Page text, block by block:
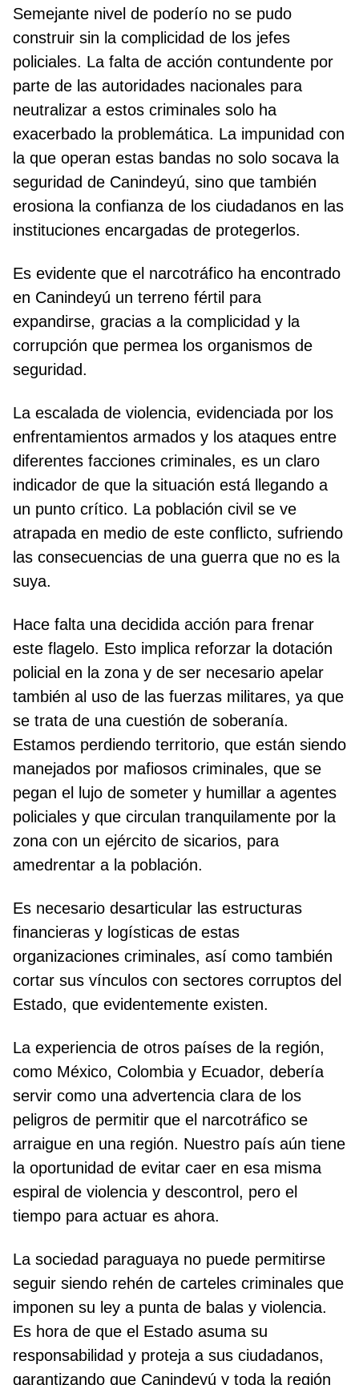
Semejante nivel de poderío no se pudo
construir sin la complicidad de los jefes
policiales. La falta de acción contundente por
parte de las autoridades nacionales para
neutralizar a estos criminales solo ha
exacerbado la problemática. La impunidad con
la que operan estas bandas no solo socava la
seguridad de Canindeyú, sino que también
erosiona la confianza de los ciudadanos en las
instituciones encargadas de protegerlos.
Es evidente que el narcotráfico ha encontrado
en Canindeyú un terreno fértil para
expandirse, gracias a la complicidad y la
corrupción que permea los organismos de
seguridad.
La escalada de violencia, evidenciada por los
enfrentamientos armados y los ataques entre
diferentes facciones criminales, es un claro
indicador de que la situación está llegando a
un punto crítico. La población civil se ve
atrapada en medio de este conflicto, sufriendo
las consecuencias de una guerra que no es la
suya.
Hace falta una decidida acción para frenar
este flagelo. Esto implica reforzar la dotación
policial en la zona y de ser necesario apelar
también al uso de las fuerzas militares, ya que
se trata de una cuestión de soberanía.
Estamos perdiendo territorio, que están siendo
manejados por mafiosos criminales, que se
pegan el lujo de someter y humillar a agentes
policiales y que circulan tranquilamente por la
zona con un ejército de sicarios, para
amedrentar a la población.
Es necesario desarticular las estructuras
financieras y logísticas de estas
organizaciones criminales, así como también
cortar sus vínculos con sectores corruptos del
Estado, que evidentemente existen.
La experiencia de otros países de la región,
como México, Colombia y Ecuador, debería
servir como una advertencia clara de los
peligros de permitir que el narcotráfico se
arraigue en una región. Nuestro país aún tiene
la oportunidad de evitar caer en esa misma
espiral de violencia y descontrol, pero el
tiempo para actuar es ahora.
La sociedad paraguaya no puede permitirse
seguir siendo rehén de carteles criminales que
imponen su ley a punta de balas y violencia.
Es hora de que el Estado asuma su
responsabilidad y proteja a sus ciudadanos,
garantizando que Canindeyú y toda la región